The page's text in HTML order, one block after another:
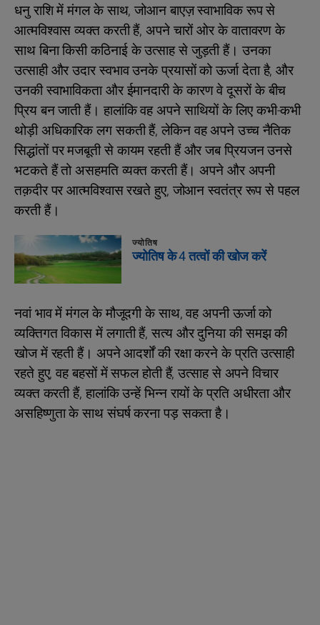
धनु राशि में मंगल के साथ, जोआन बाएज़ स्वाभाविक रूप से
आत्मविश्वास व्यक्त करती हैं, अपने चारों ओर के वातावरण के
साथ बिना किसी कठिनाई के उत्साह से जुड़ती हैं। उनका
उत्साही और उदार स्वभाव उनके प्रयासों को ऊर्जा देता है, और
उनकी स्वाभाविकता और ईमानदारी के कारण वे दूसरों के बीच
प्रिय बन जाती हैं। हालांकि वह अपने साथियों के लिए कभी-कभी
थोड़ी अधिकारिक लग सकती हैं, लेकिन वह अपने उच्च नैतिक
सिद्धांतों पर मजबूती से कायम रहती हैं और जब प्रियजन उनसे
भटकते हैं तो असहमति व्यक्त करती हैं। अपने और अपनी
तक़दीर पर आत्मविश्वास रखते हुए, जोआन स्वतंत्र रूप से पहल
करती हैं।
ज्योतिष
ज्योतिष के 4 तत्वों की खोज करें
नवां भाव में मंगल के मौजूदगी के साथ, वह अपनी ऊर्जा को
व्यक्तिगत विकास में लगाती हैं, सत्य और दुनिया की समझ की
खोज में रहती हैं। अपने आदर्शों की रक्षा करने के प्रति उत्साही
रहते हुए, वह बहसों में सफल होती हैं, उत्साह से अपने विचार
व्यक्त करती हैं, हालांकि उन्हें भिन्न रायों के प्रति अधीरता और
असहिष्णुता के साथ संघर्ष करना पड़ सकता है।